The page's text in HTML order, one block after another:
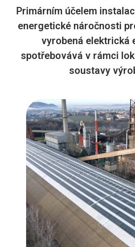
Primárním účelem
energetické náročnosti
vyrobená elektrická
spotřebovává v rámci
soustavy